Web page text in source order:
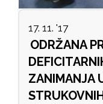
17. 11. '17
ODRŽANA
ZANIMANJA